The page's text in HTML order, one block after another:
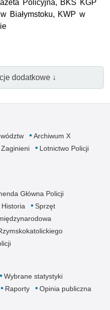
Policyjna, BKS KGP
w Białymstoku, KWP w
dodatkowe ↓
Archiwum X
Zaginieni
Lotnictwo Policji
Główna Policji
Historia
Sprzęt
Wybrane statystyki
Raporty Opinia publiczna